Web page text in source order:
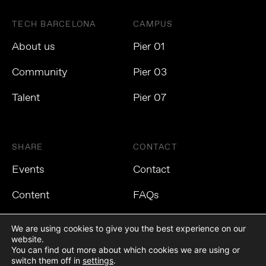
TECH BARCELONA
About us
Community
Talent
CAMPUS
Pier 01
Pier 03
Pier 07
SHARE
Events
Content
CONTACT
Contact
FAQs
Privacy Policy Cookies Policy Legal Notice
We are using cookies to give you the best experience on our
website.
You can find out more about which cookies we are using or
switch them off in settings.